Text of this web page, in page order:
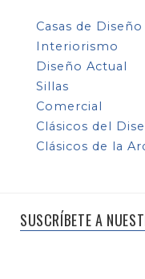
Casas de Diseño
Interiorismo
Diseño Actual
Sillas
Comercial
Clásicos del
Clásicos de la
SUSCRÍBETE A